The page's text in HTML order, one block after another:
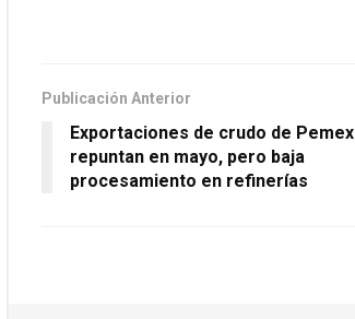
Publicación Anterior
Exportaciones de crudo de Pemex
repuntan en mayo, pero baja
procesamiento en refinerías